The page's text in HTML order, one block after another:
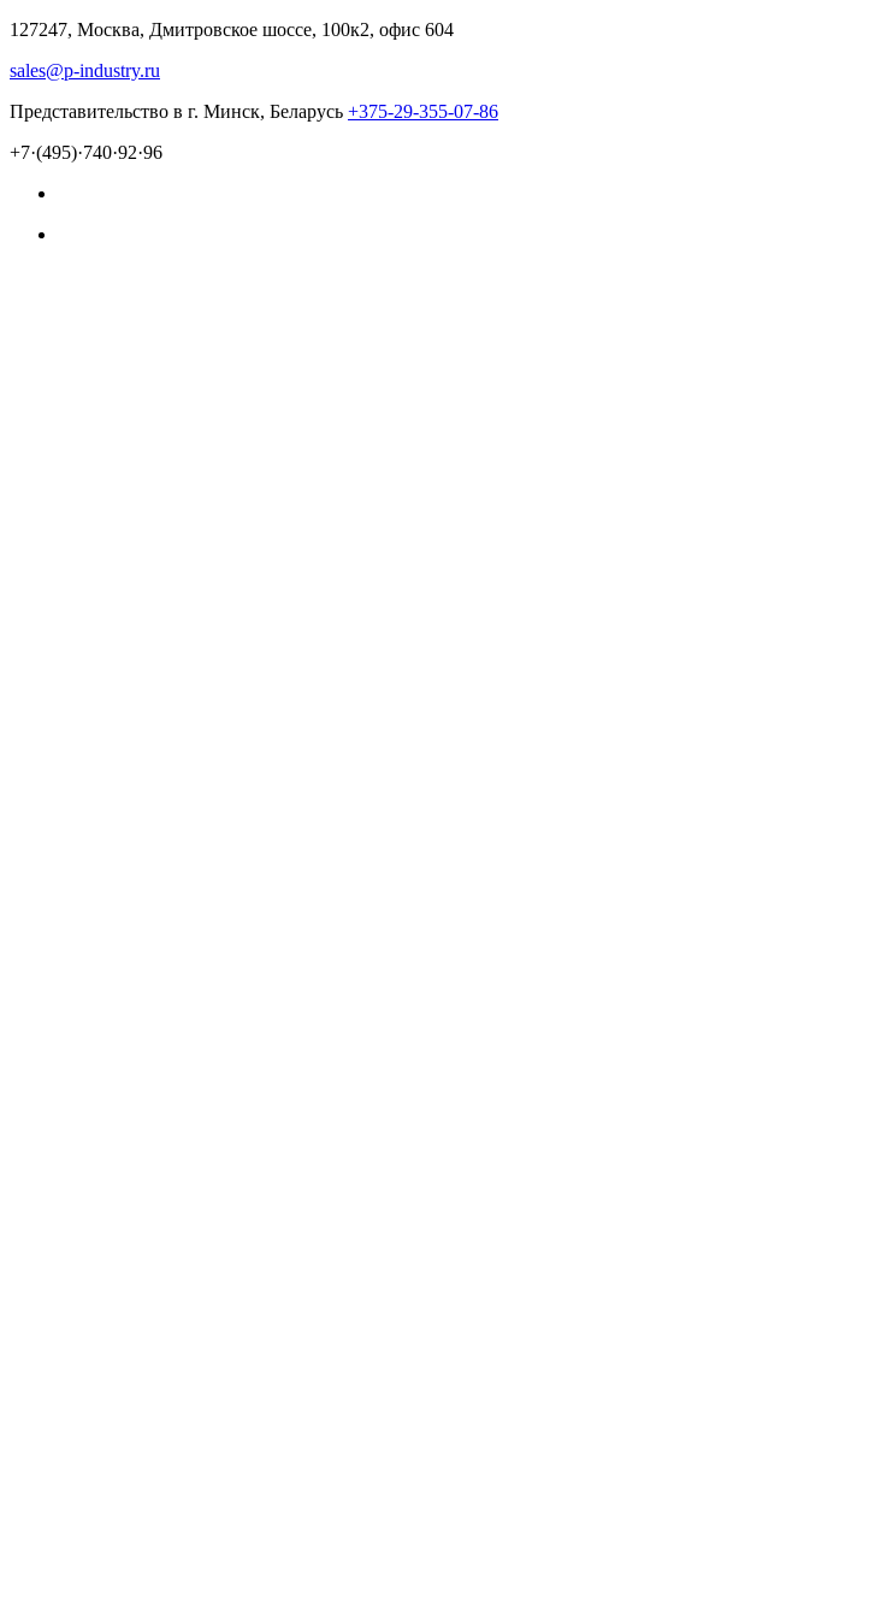
127247, Москва, Дмитровское шоссе, 100к2, офис 604
sales@p-industry.ru
Представительство в г. Минск, Беларусь +375-29-355-07-86
+7·(495)·740·92·96